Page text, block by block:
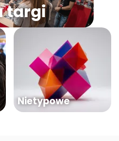
targi
Nietypowe